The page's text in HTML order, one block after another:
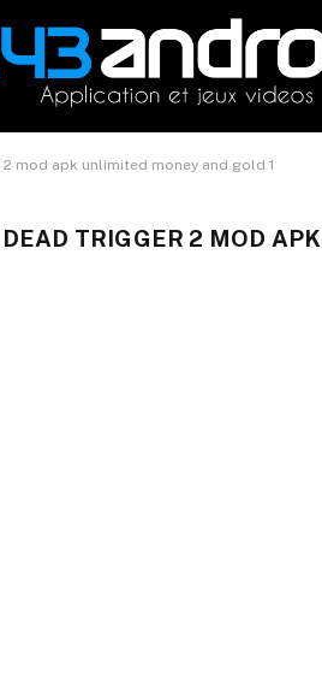
mod apk unlimited money and gold 1
DEAD TRIGGER 2 MOD